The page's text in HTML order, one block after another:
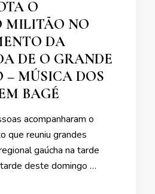
O
MILITÃO NO
DA
DE O GRANDE
– MÚSICA DOS
BAGÉ
acompanharam o
que reuniu grandes
gaúcha na tarde
deste domingo …